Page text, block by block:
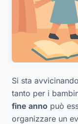
Si sta
tanto per i
fine anno può
organizzare un